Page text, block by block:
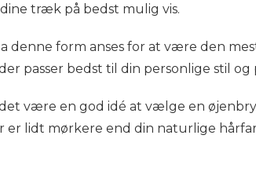
træk på bedst mulig vis.
denne form anses for at være den
passer bedst til din personlige stil
være en god idé at vælge en
lidt mørkere end din naturlige